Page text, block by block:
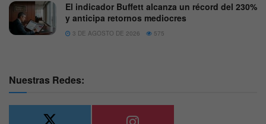
El indicador Buffett alcanza un récord del 230%
y anticipa retornos mediocres
3 DE AGOSTO DE 2026 575
Nuestras Redes: